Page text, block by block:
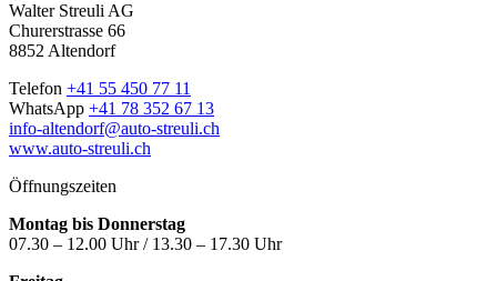
Walter Streuli AG
Churerstrasse 66
8852 Altendorf
Telefon +41 55 450 77 11
WhatsApp +41 78 352 67 13
info-altendorf@auto-streuli.ch
www.auto-streuli.ch
Öffnungszeiten
Montag bis Donnerstag
07.30 – 12.00 Uhr / 13.30 – 17.30 Uhr